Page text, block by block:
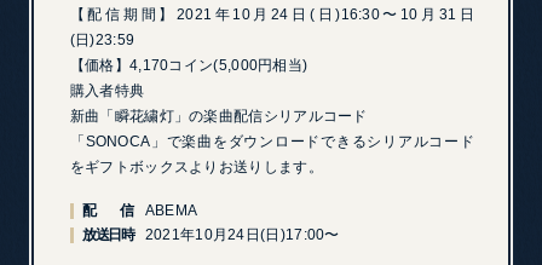
【配信期間】2021年10月24日(日)16:30〜10月31日
(日)23:59
【価格】4,170コイン(5,000円相当)
購入者特典
新曲「瞬花繍灯」の楽曲配信シリアルコード
「SONOCA」で楽曲をダウンロードできるシリアルコード
をギフトボックスよりお送りします。
配 信 ABEMA
放送日時
2021年10月24日(日)17:00〜